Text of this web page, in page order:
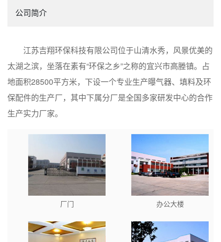
公司简介
江苏吉翔环保科技有限公司位于山清水秀，风景优美的
太湖之滨，坐落在素有“环保之乡”之称的宜兴市高塍镇。占
地面积28500平方米，下设一个专业生产曝气器、填料及环
保配件的生产厂，其中下属分厂是全国多家研发中心的合作
生产实力厂家。
厂门 办公大楼